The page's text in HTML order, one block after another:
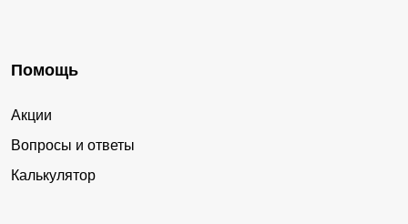
Помощь
Акции
Вопросы и ответы
Калькулятор